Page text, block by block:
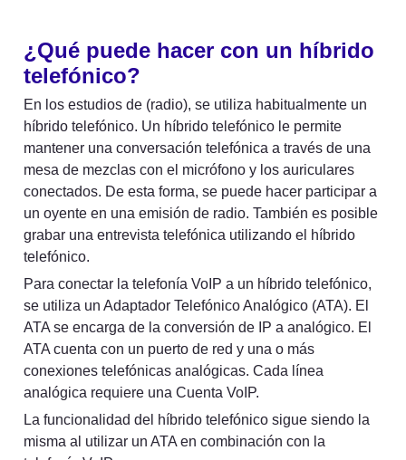
¿Qué puede hacer con un híbrido
telefónico?
En los estudios de (radio), se utiliza habitualmente un
híbrido telefónico. Un híbrido telefónico le permite
mantener una conversación telefónica a través de una
mesa de mezclas con el micrófono y los auriculares
conectados. De esta forma, se puede hacer participar a
un oyente en una emisión de radio. También es posible
grabar una entrevista telefónica utilizando el híbrido
telefónico.
Para conectar la telefonía VoIP a un híbrido telefónico,
se utiliza un Adaptador Telefónico Analógico (ATA). El
ATA se encarga de la conversión de IP a analógico. El
ATA cuenta con un puerto de red y una o más
conexiones telefónicas analógicas. Cada línea
analógica requiere una Cuenta VoIP.
La funcionalidad del híbrido telefónico sigue siendo la
misma al utilizar un ATA en combinación con la